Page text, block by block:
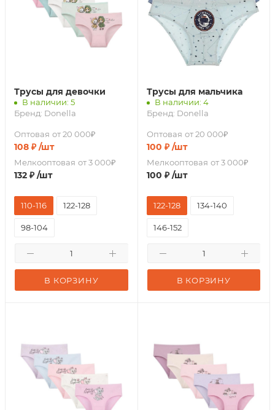
Трусы для девочки
В наличии: 5
Бренд: Donella
Оптовая от 20 000₽
108 ₽ /шт
Мелкооптовая от 3 000₽
132 ₽ /шт
В КОРЗИНУ
110-116 122-128
98-104
Трусы для мальчика
В наличии: 4
Бренд: Donella
Оптовая от 20 000₽
100 ₽ /шт
Мелкооптовая от 3 000₽
100 ₽ /шт
В КОРЗИНУ
122-128 134-140
146-152